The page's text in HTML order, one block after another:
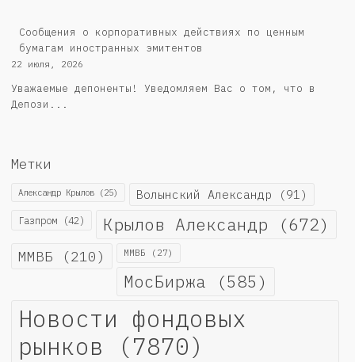
Сообщения о корпоративных действиях по ценным
бумагам иностранных эмитентов
22 июля, 2026
Уважаемые депоненты! Уведомляем Вас о том, что в
Депози...
Метки
Александр Крылов (25) Волынский Александр (91)
Газпром (42) Крылов Александр (672)
ММВБ (210) ММВБ (27)
МосБиржа (585)
Новости фондовых
рынков (7870)